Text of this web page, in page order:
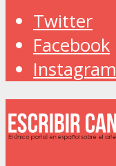
Twitter
Facebook
Instagram